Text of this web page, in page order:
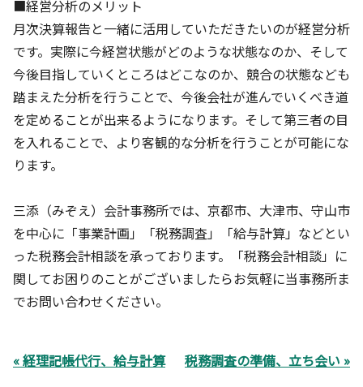
■経営分析のメリット
月次決算報告と一緒に活用していただきたいのが経営分析
です。実際に今経営状態がどのような状態なのか、そして
今後目指していくところはどこなのか、競合の状態なども
踏まえた分析を行うことで、今後会社が進んでいくべき道
を定めることが出来るようになります。そして第三者の目
を入れることで、より客観的な分析を行うことが可能にな
ります。
三添（みぞえ）会計事務所では、京都市、大津市、守山市
を中心に「事業計画」「税務調査」「給与計算」などとい
った税務会計相談を承っております。「税務会計相談」に
関してお困りのことがございましたらお気軽に当事務所ま
でお問い合わせください。
« 経理記帳代行、給与計算
税務調査の準備、立ち会い »